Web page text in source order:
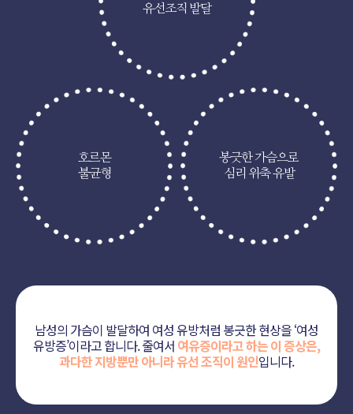
유선조직 발달
호르몬
불균형
봉긋한 가슴으로
심리 위축 유발
남성의 가슴이 발달하여 여성 유방처럼 봉긋한 현상을 ‘여성
유방증’이라고 합니다.줄여서 여유증이라고 하는 이 증상은,
과다한 지방뿐만 아니라 유선 조직이 원인입니다.